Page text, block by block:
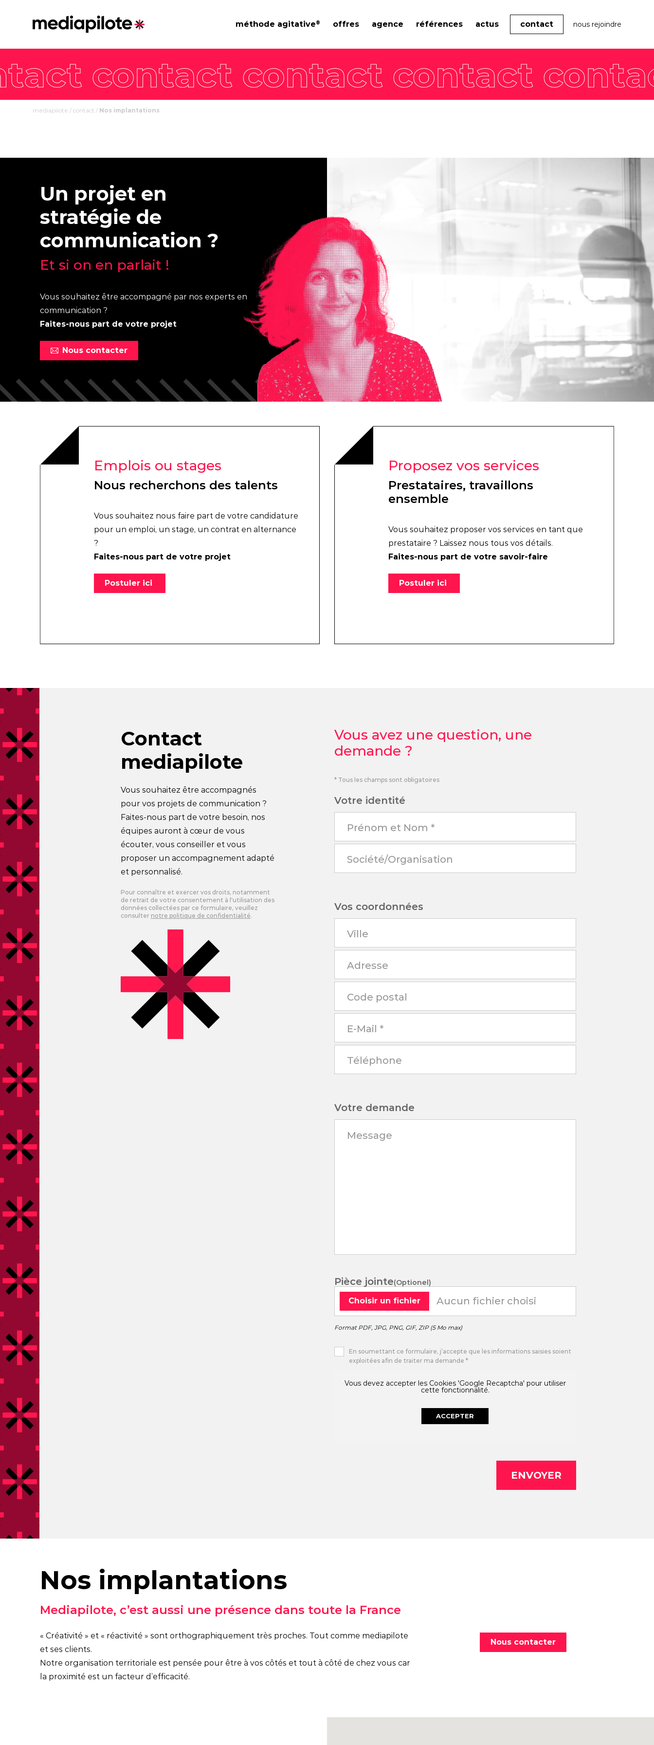
méthode agitative®
8 piliers
workshop
offres
Nos offres intégrées
Stratégie de
marque
Stratégie digitale
Campagne créative
Social media
Nos offres
expertises
Marque employeur
équipes avec nos formations
labellisées Qualiopi et
dispensées par nos
agence
Philosophie
L'équipe
références actus
Actualités
Tendances
contact nous rejoindre
mediapilote /contact / Nos implantations
Nos implantations
Mediapilote, c’est aussi une présence dans toute la France
« Créativité » et « réactivité » sont orthographiquement très proches. Tout comme mediapilote
et ses clients.
Notre organisation territoriale est pensée pour être à vos côtés et tout à côté de chez vous car
la proximité est un facteur d’efficacité.
Nous contacter
Un projet en
stratégie de
communication ?
Et si on en parlait !
Vous souhaitez être accompagné par nos experts en
communication ?
Faites-nous part de votre projet
Nous contacter
Emplois ou stages
Nous recherchons des talents
Vous souhaitez nous faire part de votre candidature
pour un emploi, un stage, un contrat en alternance
?
Faites-nous part de votre projet
Postuler ici
Proposez vos services
Prestataires, travaillons
ensemble
Vous souhaitez proposer vos services en tant que
prestataire ? Laissez nous tous vos détails.
Faites-nous part de votre savoir-faire
Postuler ici
Contact
mediapilote
Vous souhaitez être accompagnés
pour vos projets de communication ?
Faites-nous part de votre besoin, nos
équipes auront à cœur de vous
écouter, vous conseiller et vous
proposer un accompagnement adapté
et personnalisé.
Pour connaître et exercer vos droits, notamment
de retrait de votre consentement à l'utilisation des
données collectées par ce formulaire, veuillez
consulter notre politique de confidentialité.
Vous avez une question, une
demande ?
* Tous les champs sont obligatoires
Votre identité
Vos coordonnées
Votre demande
Choisir un fichier Aucun fichier choisi
Pièce jointe
PDF, JPG, PNG, GIF, ZIP (5 Mo max)
En soumettant ce formulaire, j’accepte que les informations saisies soient
exploitées afin de traiter ma demande *
Vous devez accepter les Cookies 'Google Recaptcha' pour utiliser
cette fonctionnalité.
ACCEPTER